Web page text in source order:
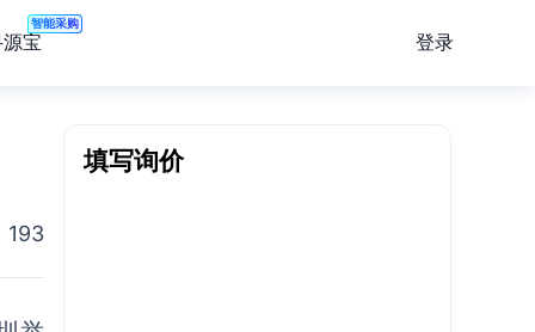
宝
智能采购
登录
193
填写询价